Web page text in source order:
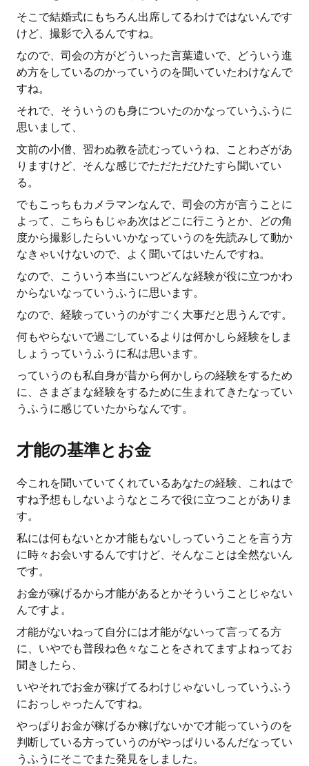
そこで結婚式にもちろん出席してるわけではないんです
けど、撮影で入るんですね。
なので、司会の方がどういった言葉遣いで、どういう進
め方をしているのかっていうのを聞いていたわけなんで
すね。
それで、そういうのも身についたのかなっていうふうに
思いまして、
文前の小僧、習わぬ教を読むっていうね、ことわざがあ
りますけど、そんな感じでただただひたすら聞いてい
る。
でもこっちもカメラマンなんで、司会の方が言うことに
よって、こちらもじゃあ次はどこに行こうとか、どの角
度から撮影したらいいかなっていうのを先読みして動か
なきゃいけないので、よく聞いてはいたんですね。
なので、こういう本当にいつどんな経験が役に立つかわ
からないなっていうふうに思います。
なので、経験っていうのがすごく大事だと思うんです。
何もやらないで過ごしているよりは何かしら経験をしま
しょうっていうふうに私は思います。
っていうのも私自身が昔から何かしらの経験をするため
に、さまざまな経験をするために生まれてきたなってい
うふうに感じていたからなんです。
才能の基準とお金
今これを聞いていてくれているあなたの経験、これはで
すね予想もしないようなところで役に立つことがありま
す。
私には何もないとか才能もないしっていうことを言う方
に時々お会いするんですけど、そんなことは全然ないん
です。
お金が稼げるから才能があるとかそういうことじゃない
んですよ。
才能がないねって自分には才能がないって言ってる方
に、いやでも普段ね色々なことをされてますよねってお
聞きしたら、
いやそれでお金が稼げてるわけじゃないしっていうふう
におっしゃったんですね。
やっぱりお金が稼げるか稼げないかで才能っていうのを
判断している方っていうのがやっぱりいるんだなってい
うふうにそこでまた発見をしました。